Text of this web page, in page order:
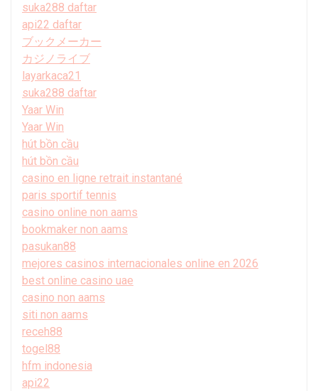
suka288 daftar
api22 daftar
ブックメーカー
カジノライブ
layarkaca21
suka288 daftar
Yaar Win
Yaar Win
hút bồn cầu
hút bồn cầu
casino en ligne retrait instantané
paris sportif tennis
casino online non aams
bookmaker non aams
pasukan88
mejores casinos internacionales online en 2026
best online casino uae
casino non aams
siti non aams
receh88
togel88
hfm indonesia
api22